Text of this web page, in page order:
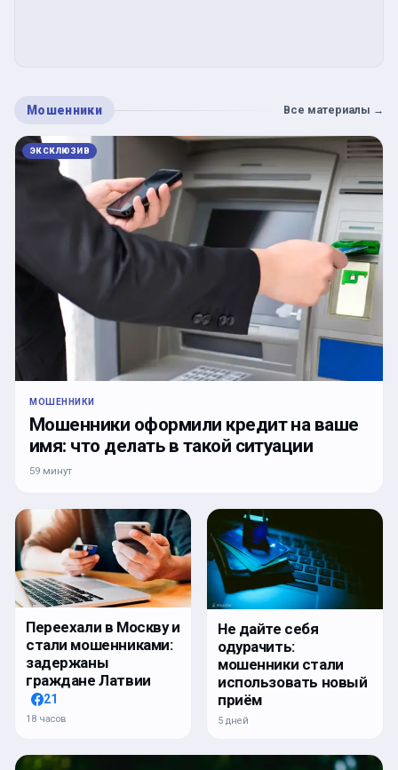
Мошенники Все материалы →
ЭКСКЛЮЗИВ
МОШЕННИКИ
Мошенники оформили кредит на ваше
имя: что делать в такой ситуации
59 минут
Переехали в Москву и
стали мошенниками:
задержаны
граждане Латвии
21
18 часов
Не дайте себя
одурачить:
мошенники стали
использовать новый
приём
5 дней